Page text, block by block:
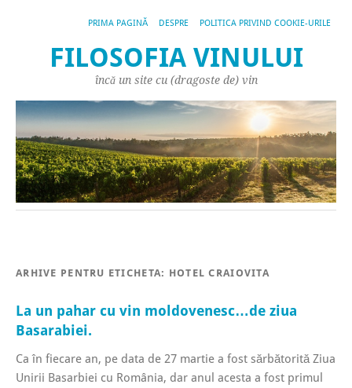
PRIMA PAGINĂ DESPRE POLITICA PRIVIND COOKIE-URILE
FILOSOFIA VINULUI
încă un site cu (dragoste de) vin
ARHIVE PENTRU ETICHETA: HOTEL CRAIOVITA
La un pahar cu vin moldovenesc…de ziua
Basarabiei.
Ca în fiecare an, pe data de 27 martie a fost sărbătorită Ziua
Unirii Basarbiei cu România, dar anul acesta a fost primul